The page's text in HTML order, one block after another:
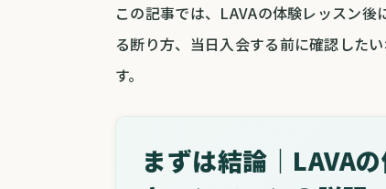
この記事では、LAVAの体験レッスン
る断り方、当日入会する前に確認した
す。
まずは結論｜LAVA